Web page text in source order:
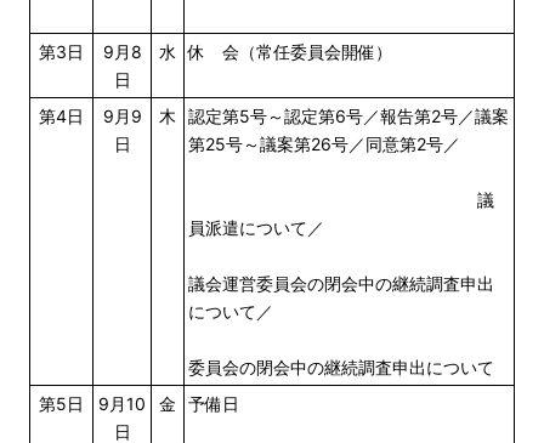
第3日
9月8
日
水 休 会（常任委員会開催）
第4日
9月9
日
木
認定第5号～認定第6号／報告第2号／議案
第25号～議案第26号／同意第2号／
議
員派遣について／
議会運営委員会の閉会中の継続調査申出
について／
委員会の閉会中の継続調査申出について
第5日
9月10
日
金 予備日